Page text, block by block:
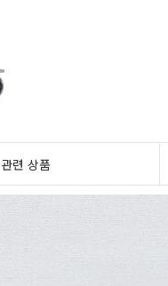
관련 상품